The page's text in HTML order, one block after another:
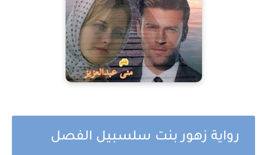
رواية زهور بنت سلسبيل الفصل